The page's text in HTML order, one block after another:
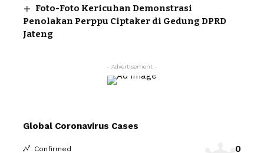
Foto-Foto Kericuhan Demonstrasi
Penolakan Perppu Ciptaker di Gedung DPRD
Jateng
- Advertisement -
Global Coronavirus Cases
Confirmed 0